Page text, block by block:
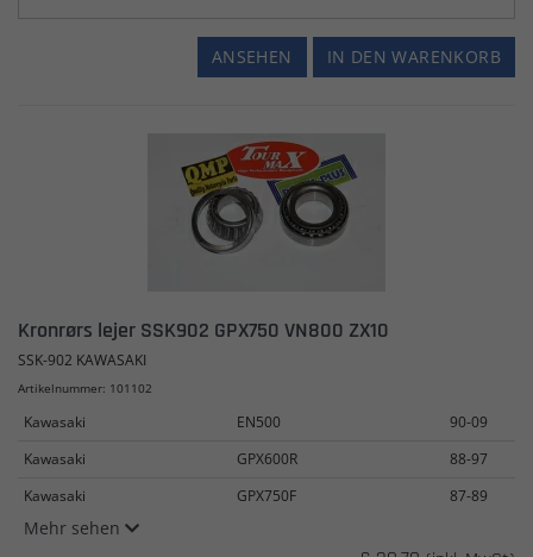
IN DEN WARENKORB
ANSEHEN
Kronrørs lejer SSK902 GPX750 VN800 ZX10
SSK-902 KAWASAKI
Artikelnummer: 101102
Kawasaki EN500
90-09
Kawasaki
GPX600R
88-97
Kawasaki
GPX750F 87-89
Mehr sehen